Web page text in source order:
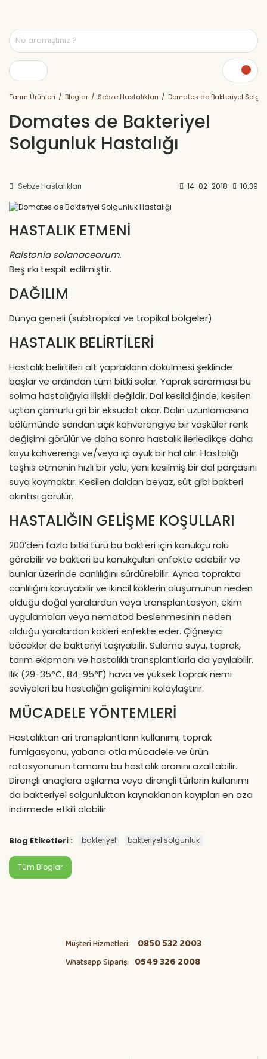
Tarım Ürünleri Bloglar Sebze Hastalıkları Domates de Bakteriyel
Domates de Bakteriyel
Solgunluk Hastalığı
Sebze Hastalıkları 14-02-2018 10:39
HASTALIK ETMENİ
Ralstonia solanacearum.
Beş ırkı tespit edilmiştir.
DAĞILIM
Dünya geneli (subtropikal ve tropikal bölgeler)
HASTALIK BELİRTİLERİ
Hastalık belirtileri alt yaprakların dökülmesi şeklinde
başlar ve ardından tüm bitki solar. Yaprak sararması bu
solma hastalığıyla ilişkili değildir. Dal kesildiğinde, kesilen
uçtan çamurlu gri bir eksüdat akar. Dalın uzunlamasına
bölümünde sarıdan açık kahverengiye bir vasküler renk
değişimi görülür ve daha sonra hastalık ilerledikçe daha
koyu kahverengi ve/veya içi oyuk bir hal alır. Hastalığı
teşhis etmenin hızlı bir yolu, yeni kesilmiş bir dal parçasını
suya koymaktır. Kesilen daldan beyaz, süt gibi bakteri
akıntısı görülür.
HASTALIĞIN GELİŞME KOŞULLARI
200’den fazla bitki türü bu bakteri için konukçu rolü
görebilir ve bakteri bu konukçuları enfekte edebilir ve
bunlar üzerinde canlılığını sürdürebilir. Ayrıca toprakta
canlılığını koruyabilir ve ikincil köklerin oluşumunun neden
olduğu doğal yaralardan veya transplantasyon, ekim
uygulamaları veya nematod beslenmesinin neden
olduğu yaralardan kökleri enfekte eder. Çiğneyici
böcekler de bakteriyi taşıyabilir. Sulama suyu, toprak,
tarım ekipmanı ve hastalıklı transplantlarla da yayılabilir.
Ilık (29-35°C, 84-95°F) hava ve yüksek toprak nemi
seviyeleri bu hastalığın gelişimini kolaylaştırır.
MÜCADELE YÖNTEMLERİ
Hastalıktan ari transplantların kullanımı, toprak
fumigasyonu, yabancı otla mücadele ve ürün
rotasyonunun tamamı bu hastalık oranını azaltabilir.
Dirençli anaçlara aşılama veya dirençli türlerin kullanımı
da bakteriyel solgunluktan kaynaklanan kayıpları en aza
indirmede etkili olabilir.
Blog Etiketleri : bakteriyel bakteriyel solgunluk
Tüm Bloglar
Müşteri Hizmetleri: 0850 532 2003
Whatsapp Sipariş: 0549 326 2008